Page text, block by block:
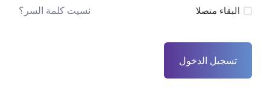
البقاء متصلا نسيت كلمة السر؟
تسجيل الدخول